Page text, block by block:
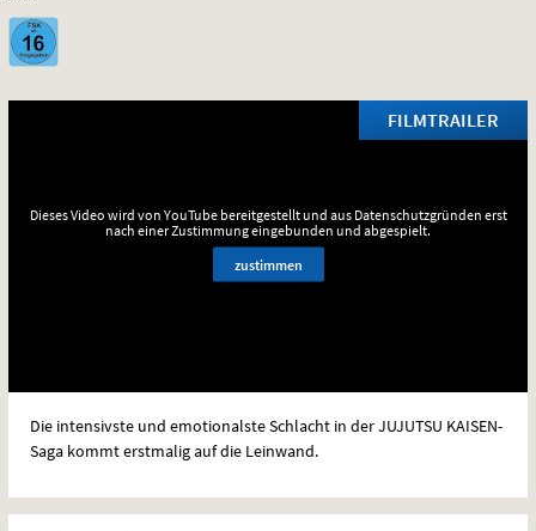
FILMTRAILER
Dieses Video wird von YouTube bereitgestellt und aus Datenschutzgründen erst
nach einer Zustimmung eingebunden und abgespielt.
zustimmen
Die intensivste und emotionalste Schlacht in derJUJUTSU KAISEN-
Saga kommt erstmalig auf die Leinwand.